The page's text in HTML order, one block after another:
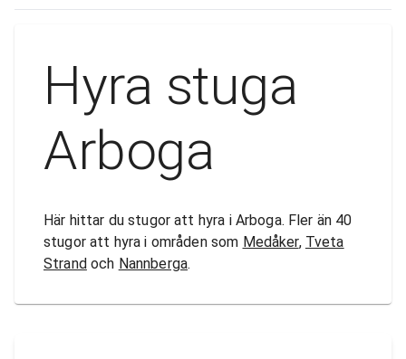
Hyra stuga
Arboga
Här hittar du stugor att hyra i Arboga. Fler än 40
stugor att hyra i områden som Medåker, Tveta
Strandoch Nannberga.